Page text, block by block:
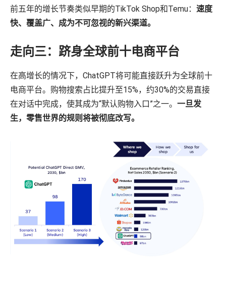
前五年的增长节奏类似早期的TikTok Shop和Temu： 速度
快、覆盖广、成为不可忽视的新兴渠道。
走向三：跻身全球前十电商平台
在高增长的情况下，ChatGPT将可能直接跃升为全球前十
电商平台。购物搜索占比提升至15%，约30%的交易直接
在对话中完成，使其成为“默认购物入口”之一。 一旦发
生，零售世界的规则将被彻底改写。